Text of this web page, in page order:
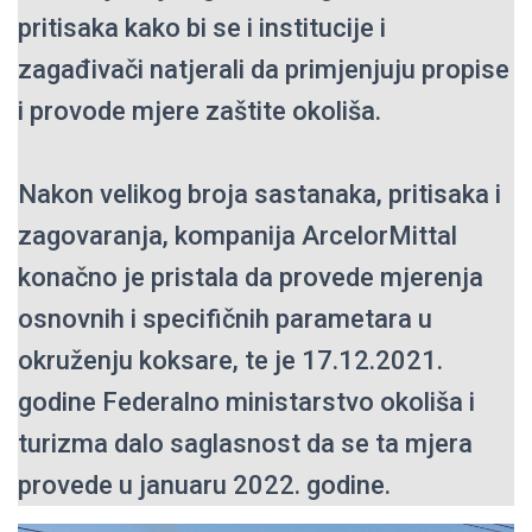
pritisaka kako bi se i institucije i
zagađivači natjerali da primjenjuju propise
i provode mjere zaštite okoliša.
Nakon velikog broja sastanaka, pritisaka i
zagovaranja, kompanija ArcelorMittal
konačno je pristala da provede mjerenja
osnovnih i specifičnih parametara u
okruženju koksare, te je 17.12.2021.
godine Federalno ministarstvo okoliša i
turizma dalo saglasnost da se ta mjera
provede u januaru 2022. godine.